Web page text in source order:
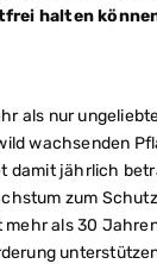
halten
als nur
wachsenden
damit jährlich
zum
als 30